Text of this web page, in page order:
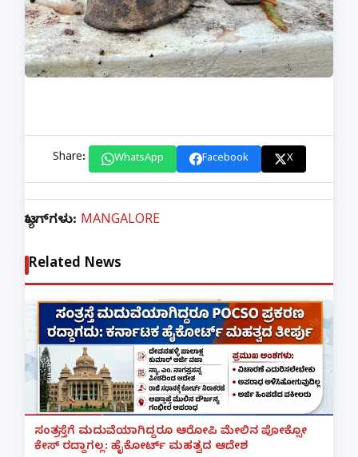
Share: WhatsApp Facebook X
ಟ್ಯಾಗ್‌ಗಳು: MANGALORE
Related News
ಸಂತ್ರಸ್ತೆಗೆ ಮದುವೆಯಾಗಿದ್ದರೂ ಆರೋಪಿ ಮೇಲಿನ ಪೋಕ್ಸೋ
ಕೇಸ್ ರದ್ದಾಗಲ್ಲ: ಹೈಕೋರ್ಟ್ ಮಹತ್ವದ ಆದೇಶ